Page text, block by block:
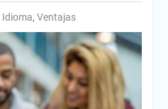
Idioma, Ventajas